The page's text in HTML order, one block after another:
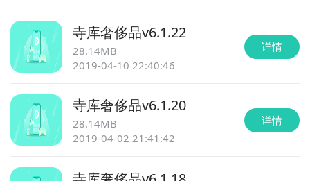
寺库奢侈品v6.1.22
28.14MB
2019-04-10 22:40:46
详情
寺库奢侈品v6.1.20
28.14MB
2019-04-02 21:41:42
详情